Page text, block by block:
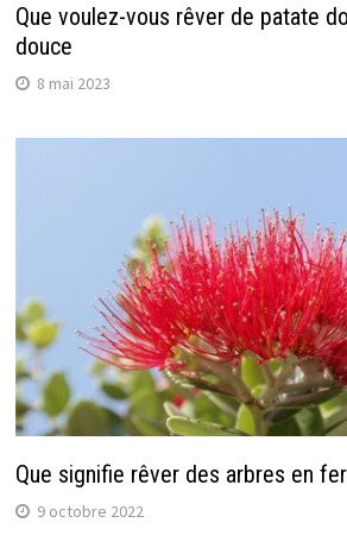
Que voulez-vous rêver de patate
douce
8 mai 2023
Que signifie rêver des arbres en
9 octobre 2022